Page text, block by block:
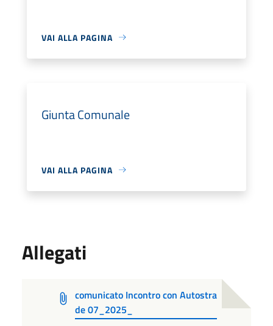
VAI ALLA PAGINA
Giunta Comunale
VAI ALLA PAGINA
Allegati
comunicato Incontro con Autostra
de 07_2025_